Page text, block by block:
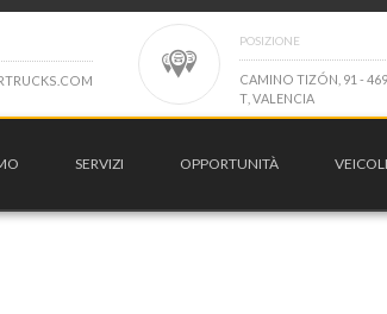
TRUCKS COM
POSIZIONE
CAMINO TIZÓN 91 - 469
T, VAL ENCIA
SERVIZI OPPORTUNITÀ